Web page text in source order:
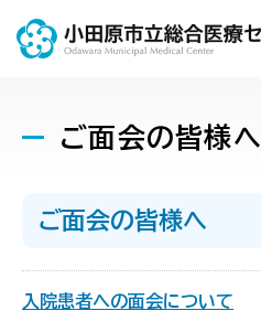
ご面会の皆様へ
ご面会の皆様へ
入院患者への面会について